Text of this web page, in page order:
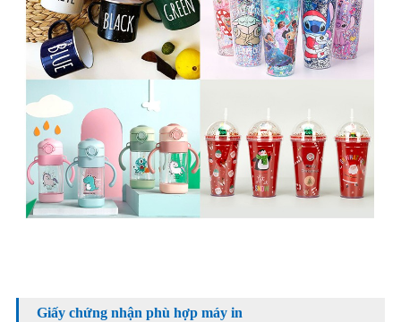
Giấy chứng nhận phù hợp máy in